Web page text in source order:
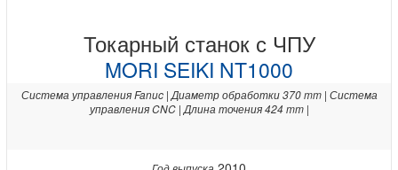
Токарный станок с ЧПУ
MORI SEIKI NT1000
Система управления Fanuc | Диаметр обработки 370 mm | Система
управления CNC | Длина точения 424 mm |